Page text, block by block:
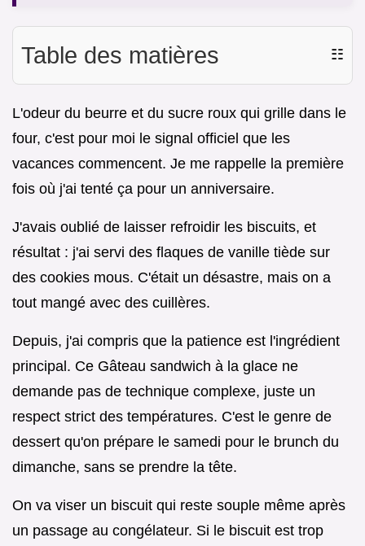
Table des matières ☷
L'odeur du beurre et du sucre roux qui grille dans le
four, c'est pour moi le signal officiel que les
vacances commencent. Je me rappelle la première
fois où j'ai tenté ça pour un anniversaire.
J'avais oublié de laisser refroidir les biscuits, et
résultat : j'ai servi des flaques de vanille tiède sur
des cookies mous. C'était un désastre, mais on a
tout mangé avec des cuillères.
Depuis, j'ai compris que la patience est l'ingrédient
principal. Ce Gâteau sandwich à la glace ne
demande pas de technique complexe, juste un
respect strict des températures. C'est le genre de
dessert qu'on prépare le samedi pour le brunch du
dimanche, sans se prendre la tête.
On va viser un biscuit qui reste souple même après
un passage au congélateur. Si le biscuit est trop